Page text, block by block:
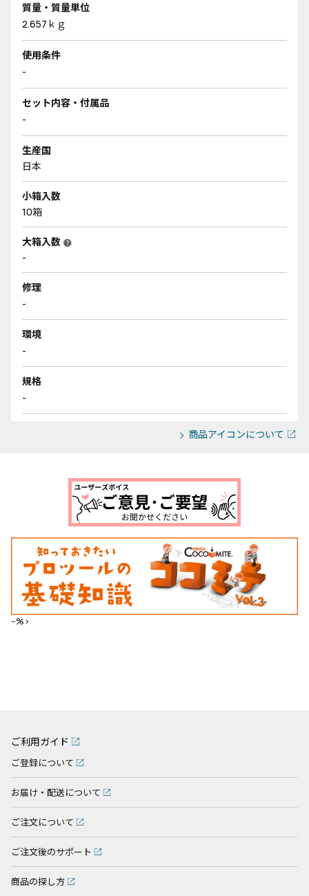
質量・質量単位
2.657ｋｇ
使用条件
-
セット内容・付属品
-
生産国
日本
小箱入数
10箱
大箱入数 help
-
修理
-
環境
-
規格
-
商品アイコンについて
--%>
ご利用ガイド
ご登録について
お届け・配送について
ご注文について
ご注文後のサポート
商品の探し方